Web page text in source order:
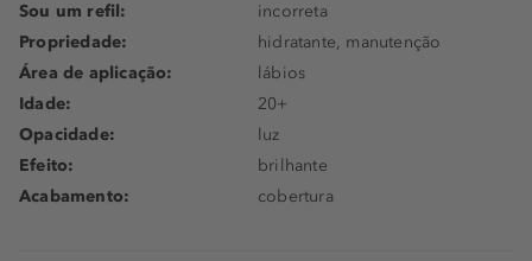
Sou um refil:
incorreta
Propriedade:
hidratante, manutenção
Área de aplicação:
lábios
Idade:
20+
Opacidade:
luz
Efeito:
brilhante
Acabamento:
cobertura